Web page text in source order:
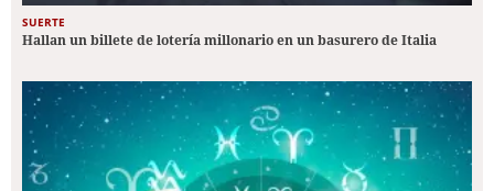
SUERTE
Hallan un billete de lotería millonario en un basurero de Italia